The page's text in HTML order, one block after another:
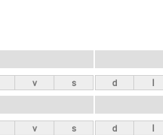
v s d l
v s d l